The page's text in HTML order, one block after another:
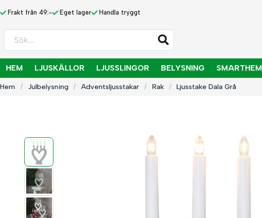
Frakt från 49:- Eget lager Handla tryggt
Sök...
HEM LJUSKÄLLOR LJUSSLINGOR BELYSNING SMARTHEM
Hem Julbelysning Adventsljusstakar Rak Ljusstake Dala Grå